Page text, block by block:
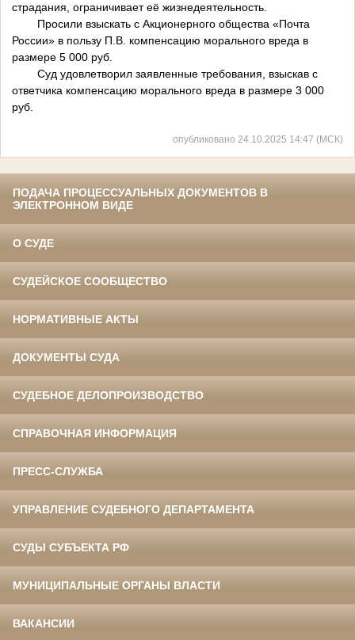
страдания, ограничивает её жизнедеятельность.
Просили взыскать с Акционерного общества «Почта
России» в пользу П.В. компенсацию морального вреда в
размере 5 000 руб.
Суд удовлетворил заявленные требования, взыскав с
ответчика компенсацию морального вреда в размере 3 000
руб.
опубликовано 24.10.2025 14:47 (МСК)
ПОДАЧА ПРОЦЕССУАЛЬНЫХ ДОКУМЕНТОВ В
ЭЛЕКТРОННОМ ВИДЕ
О СУДЕ
СУДЕЙСКОЕ СООБЩЕСТВО
НОРМАТИВНЫЕ АКТЫ
ДОКУМЕНТЫ СУДА
СУДЕБНОЕ ДЕЛОПРОИЗВОДСТВО
СПРАВОЧНАЯ ИНФОРМАЦИЯ
ПРЕСС-СЛУЖБА
УПРАВЛЕНИЕ СУДЕБНОГО ДЕПАРТАМЕНТА
СУДЫ СУБЪЕКТА РФ
МУНИЦИПАЛЬНЫЕ ОРГАНЫ ВЛАСТИ
ВАКАНСИИ